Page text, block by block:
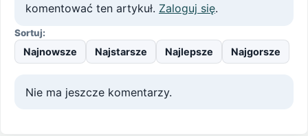
komentować ten artykuł. Zaloguj się.
Sortuj:
Najnowsze Najstarsze Najlepsze Najgorsze
Nie ma jeszcze komentarzy.